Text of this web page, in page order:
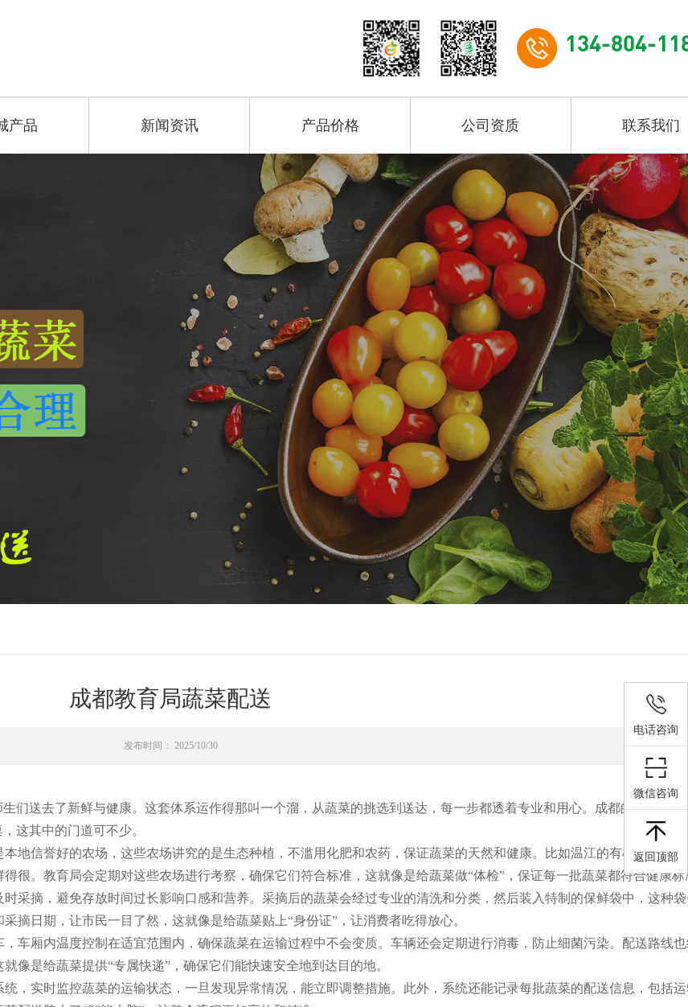
134-804-
产品 新闻资讯 产品价格 公司资质 联系我们
成都教育局蔬菜配送
发布时间： 2025/10/30
们送去了新鲜与健康。这套体系运作得那叫一个溜，从蔬菜的挑选到送达，每一步都透着专业和用心。成都的蔬菜配送
这其中的门道可不少。
地信誉好的农场，这些农场讲究的是生态种植，不滥用化肥和农药，保证蔬菜的天然和健康。比如温江的有机农场，
很。教育局会定期对这些农场进行考察，确保它们符合标准，这就像是给蔬菜做“体检”，保证每一批蔬菜都符合健康标
采摘，避免存放时间过长影响口感和营养。采摘后的蔬菜会经过专业的清洗和分类，然后装入特制的保鲜袋中，这种
摘日期，让市民一目了然，这就像是给蔬菜贴上“身份证”，让消费者吃得放心。
车厢内温度控制在适宜范围内，确保蔬菜在运输过程中不会变质。车辆还会定期进行消毒，防止细菌污染。配送路线
像是给蔬菜提供“专属快递”，确保它们能快速安全地到达目的地。
，实时监控蔬菜的运输状态，一旦发现异常情况，能立即调整措施。此外，系统还能记录每批蔬菜的配送信息，包括
电话咨询
微信咨询
返回顶部